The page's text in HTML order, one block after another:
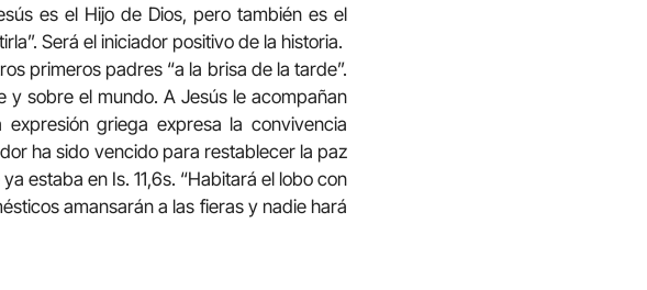
es el Hijo de Dios, pero también es el
Será el iniciador positivo de la historia.
primeros padres “a la brisa de la tarde”.
y sobre el mundo. A Jesús le acompañan
griega expresa la convivencia
ha sido vencido para restablecer la paz
estaba en Is. 11,6s. “Habitará el lobo con
amansarán a las fieras y nadie hará